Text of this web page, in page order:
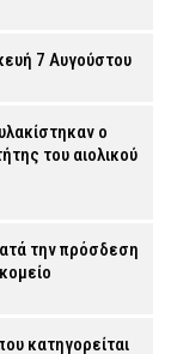
7 Αυγούστου
ο
του αιολικού
την πρόσδεση
κατηγορείται